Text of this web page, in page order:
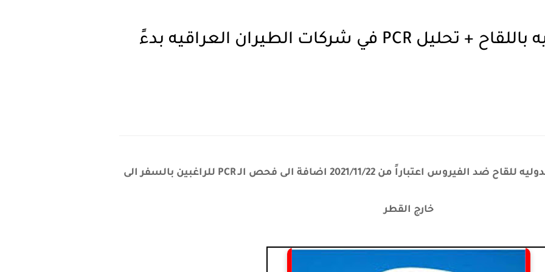
اعتماد البطاقه الدوليه باللقاح + تحليل PCR في شركات الطيران العراقيه بدءً
مجلس الوزراء يعتمد البطاقه الدوليه للقاح ضد الفيروس اعتباراً من 2021/11/22 اضافة الى فحص الـ PCR للراغبين بالسفر الى
خارج القطر